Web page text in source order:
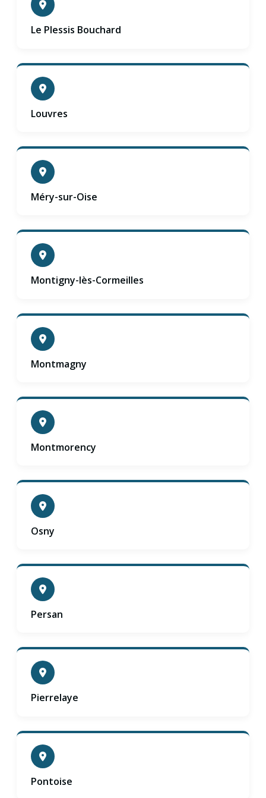
Le Plessis Bouchard
Louvres
Méry-sur-Oise
Montigny-lès-Cormeilles
Montmagny
Montmorency
Osny
Persan
Pierrelaye
Pontoise